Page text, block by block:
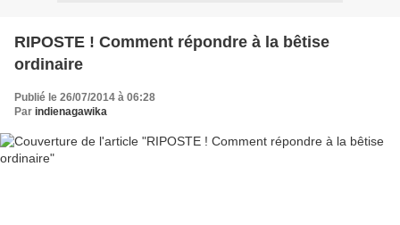
RIPOSTE ! Comment répondre à la bêtise
ordinaire
Publié le 26/07/2014 à 06:28
Par indienagawika